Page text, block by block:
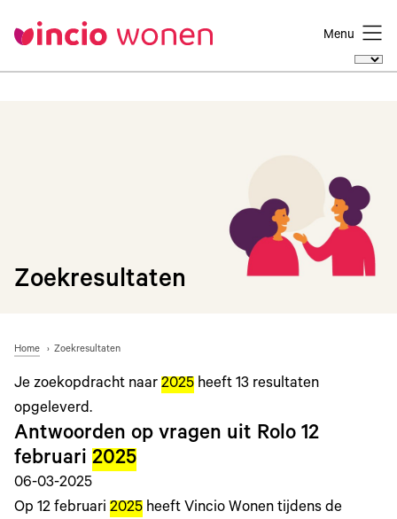
Menu
Zoekresultaten
Home Zoekresultaten
Je zoekopdracht naar 2025 heeft 13 resultaten
opgeleverd.
Antwoorden op vragen uit Rolo 12
februari 2025
06-03-2025
Op 12 februari 2025 heeft Vincio Wonen tijdens de